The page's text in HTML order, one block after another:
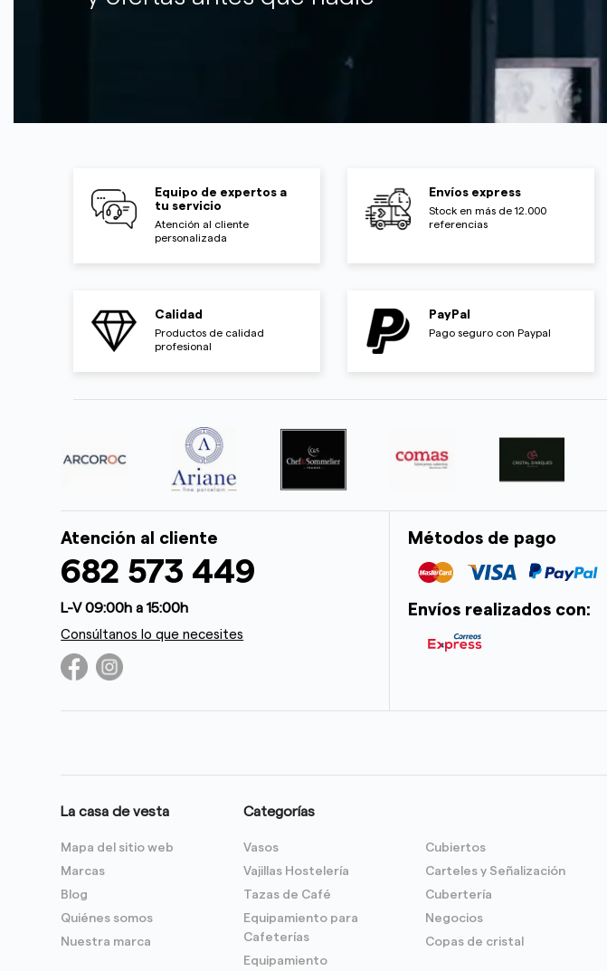
Equipo de expertos a
tu servicio
Atención al cliente
personalizada
Envíos express
Stock en más de 12.000
referencias
Calidad
Productos de calidad
profesional
PayPal
Pago seguro con Paypal
Atención al cliente
682 573 449
L-V 09:00h a 15:00h
Consúltanos lo que necesites
Métodos de pago
Envíos realizados con:
La casa de vesta
Mapa del sitio web
Marcas
Blog
Quiénes somos
Nuestra marca
Categorías
Vasos
Vajillas Hostelería
Tazas de Café
Equipamiento para
Cafeterías
Equipamiento
Cubiertos
Carteles y Señalización
Cubertería
Negocios
Copas de cristal